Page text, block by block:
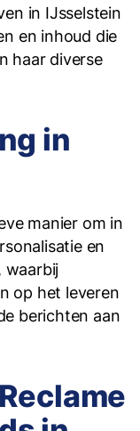
in IJsselstein
en inhoud die
haar diverse
in
manier om in
en
waarbij
op het leveren
berichten aan